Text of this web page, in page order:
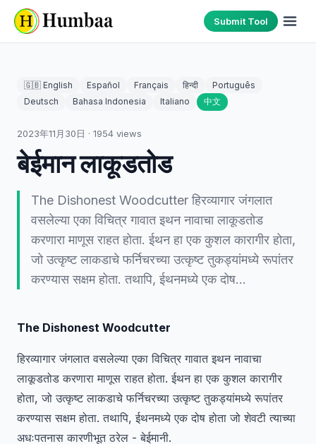
Submit Tool
🇬🇧 English Español Français हिन्दी
Português
Deutsch
Bahasa Indonesia Italiano 中文
2023年11月30日 · 1954 views
बेईमान लाकूडतोड
The Dishonest Woodcutter हिरव्यागार जंगलात
वसलेल्या एका विचित्र गावात इथन नावाचा लाकूडतोड
करणारा माणूस राहत होता. ईथन हा एक कुशल कारागीर होता,
जो उत्कृष्ट लाकडाचे फर्निचरच्या उत्कृष्ट तुकड्यांमध्ये रूपांतर
करण्यास सक्षम होता. तथापि, ईथनमध्ये एक दोष…
The Dishonest Woodcutter
हिरव्यागार जंगलात वसलेल्या एका विचित्र गावात इथन नावाचा
लाकूडतोड करणारा माणूस राहत होता. ईथन हा एक कुशल कारागीर
होता, जो उत्कृष्ट लाकडाचे फर्निचरच्या उत्कृष्ट तुकड्यांमध्ये रूपांतर
करण्यास सक्षम होता. तथापि, ईथनमध्ये एक दोष होता जो शेवटी त्याच्या
अधःपतनास कारणीभूत ठरेल - बेईमानी.